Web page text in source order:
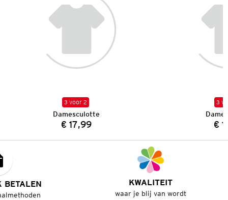
3 voor 2
Damesculotte
Prijs:
€ 17,99
3
€
BETALEN KWALITEIT
waar je blij van wordt